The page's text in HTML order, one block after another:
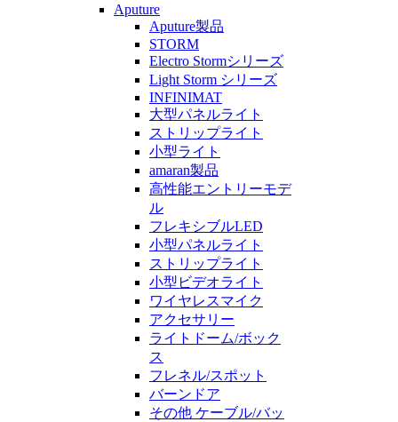
Aputure
Aputure製品
STORM
Electro Stormシリーズ
Light Storm シリーズ
INFINIMAT
大型パネルライト
ストリップライト
小型ライト
amaran製品
高性能エントリーモデ
ル
フレキシブルLED
小型パネルライト
ストリップライト
小型ビデオライト
ワイヤレスマイク
アクセサリー
ライトドーム/ボック
ス
フレネル/スポット
バーンドア
その他 ケーブル/バッ